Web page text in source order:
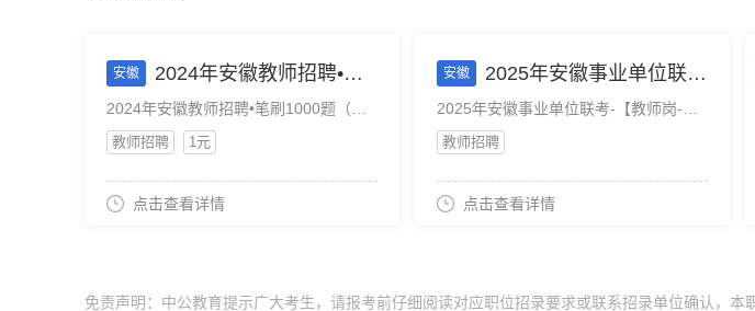
安徽 2024年安徽教师招聘•笔刷1000题（教综+七大学科）
教师招聘 1元
点击查看详情
安徽 2025年安徽事业单位联考-【教师岗-公告及岗位解读及备考峰会】直播免费版
教师招聘
点击查看详情
免责声明：中公教育提示广大考生，请报考前仔细阅读对应职位招录要求或联系招录单位确认，本